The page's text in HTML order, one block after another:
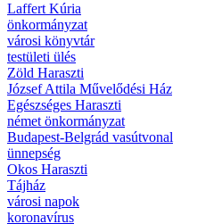
Laffert Kúria
önkormányzat
városi könyvtár
testületi ülés
Zöld Haraszti
József Attila Művelődési Ház
Egészséges Haraszti
német önkormányzat
Budapest-Belgrád vasútvonal
ünnepség
Okos Haraszti
Tájház
városi napok
koronavírus